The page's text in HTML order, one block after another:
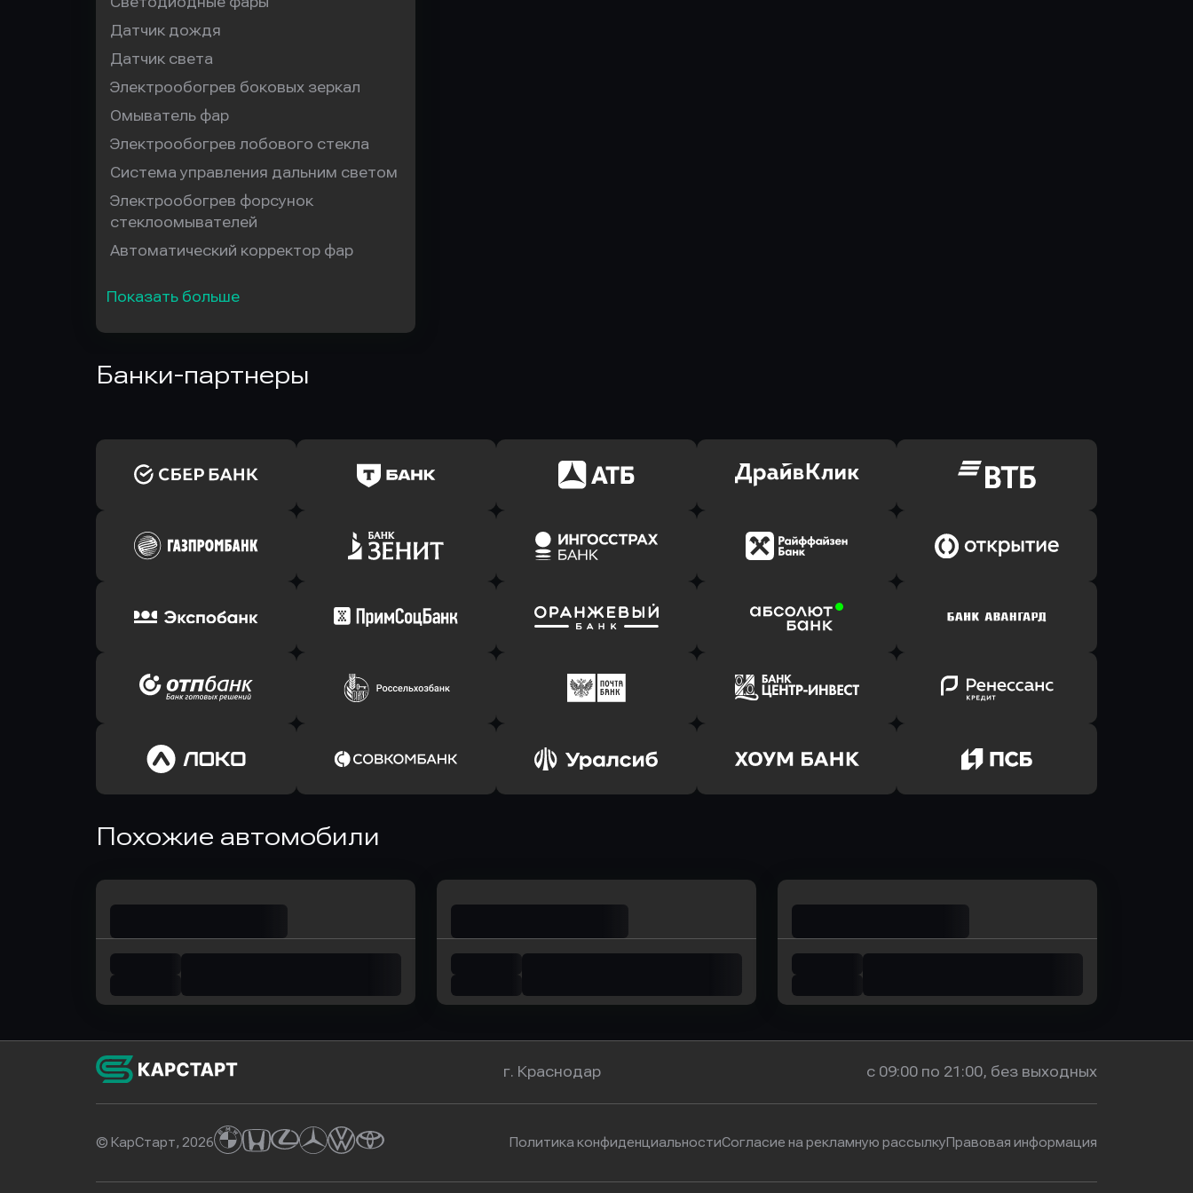
Датчик дождя
Датчик света
Электрообогрев боковых зеркал
Омыватель фар
Электрообогрев лобового стекла
Система управления дальним светом
Электрообогрев форсунок
стеклоомывателей
Автоматический корректор фар
Показать больше
Банки-партнеры
Оправить заявку
в Сбербанк
Оправить заявку
в Т-Банк (Тинькофф)
Оправить заявку
в АТБ Банк
Оправить заявку
в Драйв Клик Банк
Оправить заявку
в ВТБ
в Газпромбанк
Оправить заявку
в Зенит Банк
Оправить заявку
в Ингосстрах Банк
Оправить заявку
в Райффайзен Банк
в Банк Открытие
Оправить заявку
в Экспобанк
Оправить заявку
в Примсоцбанк
Оправить заявку
в Банк Оранжевый
Оправить заявку
в Абсолют Банк
Оправить заявку
в Банк Авангард
Оправить заявку
в ОТП БАНК
Оправить заявку
в РоссельхозБанк
Оправить заявку
в Почта Банк
Оправить заявку
в Центр-Инвест
Оправить заявку
в Ренессанс Банк
в Локо-Банк
в Совкомбанк
Похожие автомобили
г. Краснодар с 09:00 по 21:00, без выходных
© КарСтарт, 2026 Политика конфиденциальностиСогласие на рекламную рассылкуПравовая информация